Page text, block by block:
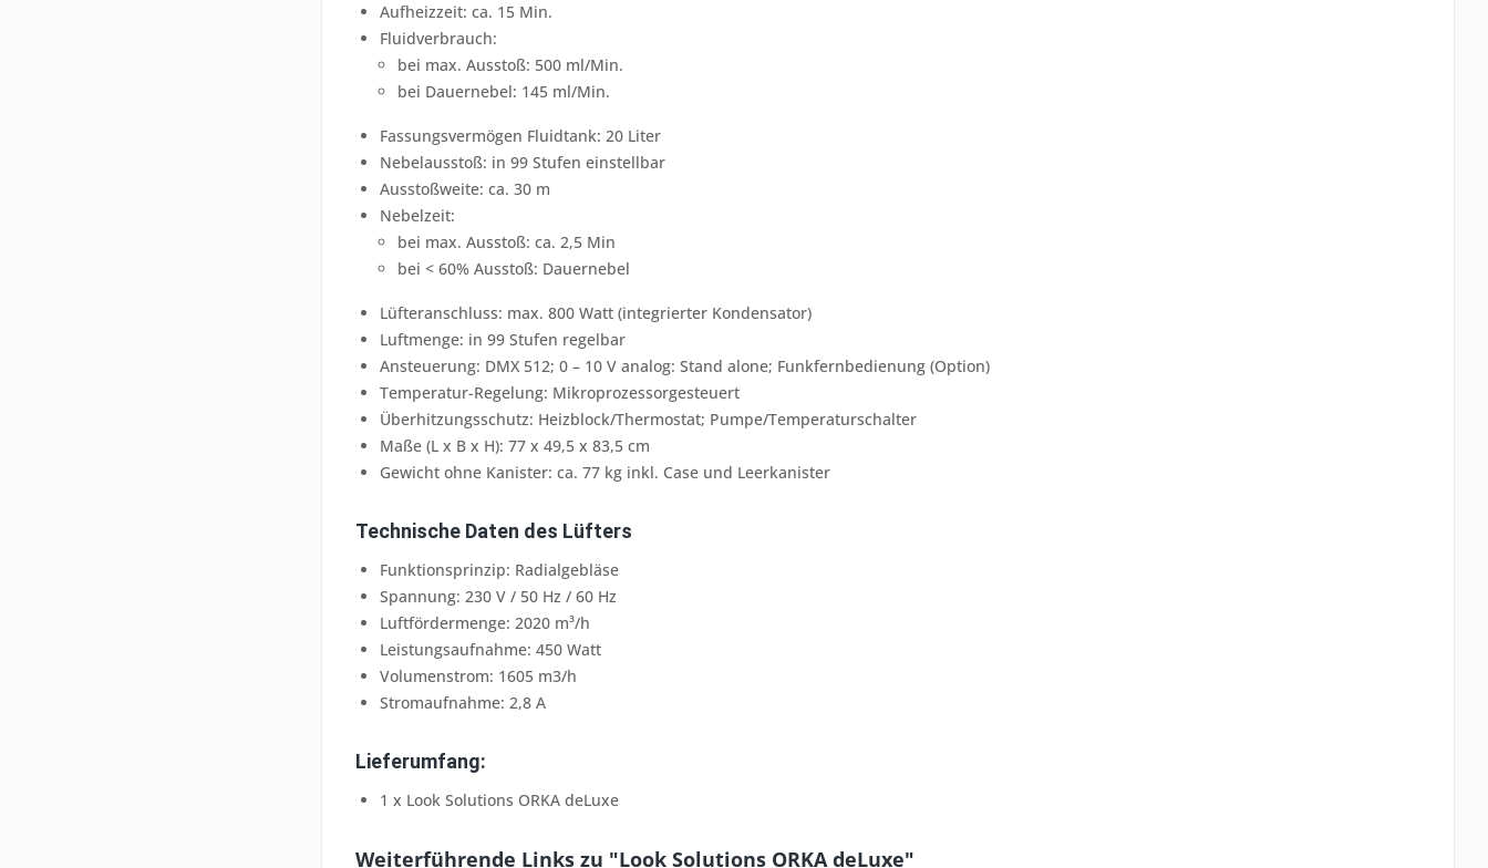
Aufheizzeit: ca. 15 Min.
Fluidverbrauch:
bei max. Ausstoß: 500 ml/Min.
bei Dauernebel: 145 ml/Min.
Fassungsvermögen Fluidtank: 20 Liter
Nebelausstoß: in 99 Stufen einstellbar
Ausstoßweite: ca. 30 m
Nebelzeit:
bei max. Ausstoß: ca. 2,5 Min
bei < 60% Ausstoß: Dauernebel
Lüfteranschluss: max. 800 Watt (integrierter Kondensator)
Luftmenge: in 99 Stufen regelbar
Ansteuerung: DMX 512; 0 – 10 V analog: Stand alone; Funkfernbedienung (Option)
Temperatur-Regelung: Mikroprozessorgesteuert
Überhitzungsschutz: Heizblock/Thermostat; Pumpe/Temperaturschalter
Maße (L x B x H): 77 x 49,5 x 83,5 cm
Gewicht ohne Kanister: ca. 77 kg inkl. Case und Leerkanister
Technische Daten des Lüfters
Funktionsprinzip: Radialgebläse
Spannung: 230 V / 50 Hz / 60 Hz
Luftfördermenge: 2020 m³/h
Leistungsaufnahme: 450 Watt
Volumenstrom: 1605 m3/h
Stromaufnahme: 2,8 A
Lieferumfang:
1 x Look Solutions ORKA deLuxe
Weiterführende Links zu "Look Solutions ORKA deLuxe"